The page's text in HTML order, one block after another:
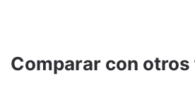
Comparar con